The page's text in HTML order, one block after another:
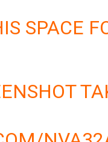
SPACE